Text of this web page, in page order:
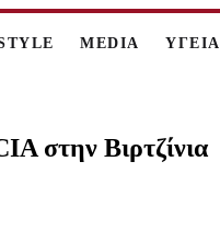
MEDIA ΥΓΕΙΑ
στην Βιρτζίνια